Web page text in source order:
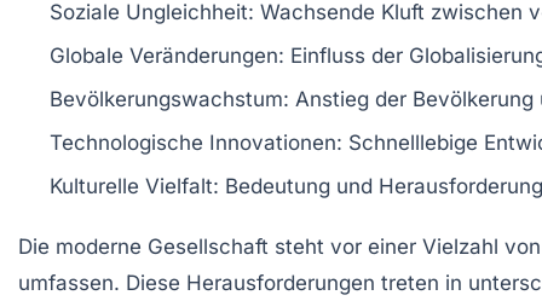
Soziale Ungleichheit: Wachsende Kluft zwischen
Globale Veränderungen: Einfluss der
Bevölkerungswachstum: Anstieg der
Technologische Innovationen: Schnelllebige
Kulturelle Vielfalt: Bedeutung und
Die moderne Gesellschaft steht vor einer Vielzahl
umfassen. Diese Herausforderungen treten in